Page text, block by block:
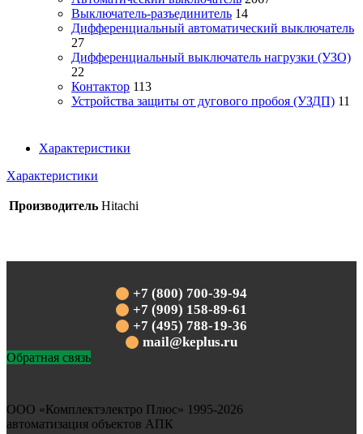
Выключатель-разъединитель 14
Дифференциальный автоматический выключатель
27
Дифференциальный выключатель нагрузки (УЗО)
22
Контактор 113
Устройства защиты от дугового пробоя (УЗДП) 11
Характеристики
Характеристики
Производитель Hitachi
+7 (800) 700-39-94
+7 (909) 158-89-61
+7 (495) 788-19-36
mail@keplus.ru
Обратная связь
ООО «Комплектэлектро Плюс» 1995-2026
автоматизация объектов АПК